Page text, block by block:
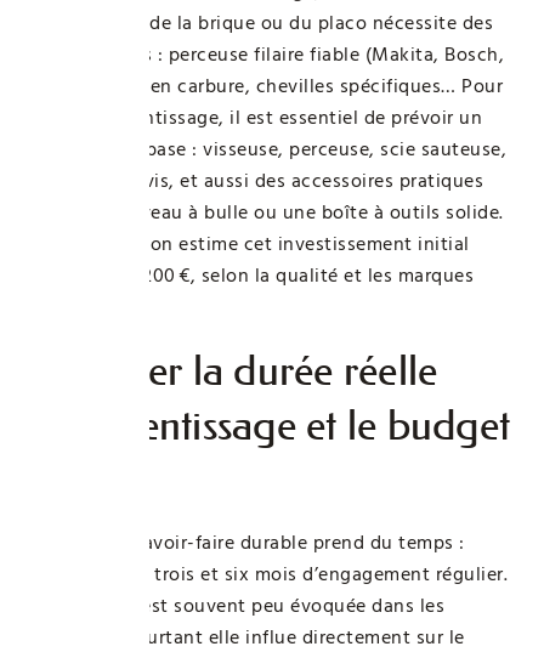
sur du béton, de la brique ou du placo nécessite des
outils adaptés : perceuse filaire fiable (Makita, Bosch,
Ryobi), forets en carbure, chevilles spécifiques… Pour
un bon apprentissage, il est essentiel de prévoir un
trousseau de base : visseuse, perceuse, scie sauteuse,
pince, tournevis, et aussi des accessoires pratiques
comme un niveau à bulle ou une boîte à outils solide.
Globalement, on estime cet investissement initial
entre 50 € et 200 €, selon la qualité et les marques
Anticiper la durée réelle
d’apprentissage et le budget
Acquérir un savoir-faire durable prend du temps :
souvent entre trois et six mois d’engagement régulier.
Cette réalité est souvent peu évoquée dans les
publicités, pourtant elle influe directement sur le